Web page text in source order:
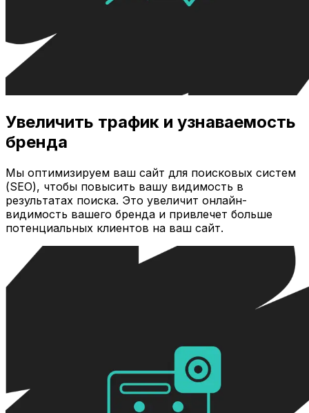
Увеличить трафик и узнаваемость
бренда
Мы оптимизируем ваш сайт для поисковых систем
(SEO), чтобы повысить вашу видимость в
результатах поиска. Это увеличит онлайн-
видимость вашего бренда и привлечет больше
потенциальных клиентов на ваш сайт.